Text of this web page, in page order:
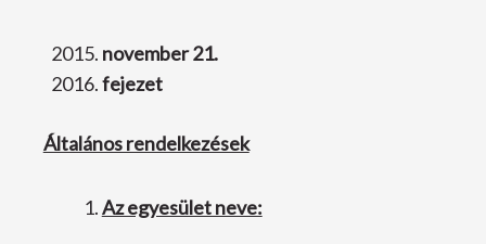
november 21.
fejezet
Általános rendelkezések
Az egyesület neve: